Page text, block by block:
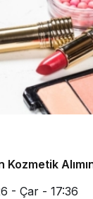
Kozmetik
- Çar - 17:36